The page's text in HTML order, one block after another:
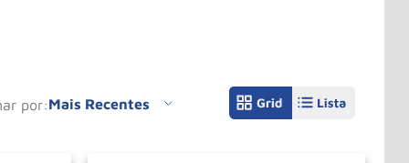
por Mais Recentes